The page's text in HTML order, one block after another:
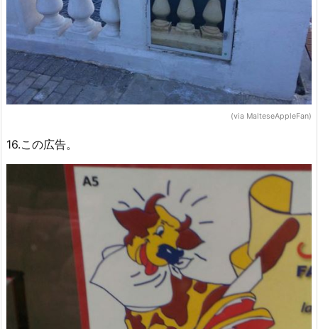
(via MalteseAppleFan)
16.この広告。